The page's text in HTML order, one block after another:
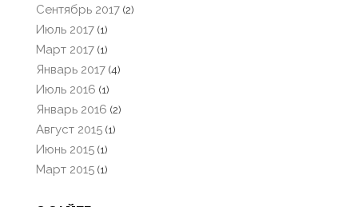
Сентябрь 2017 (2)
Июль 2017 (1)
Март 2017 (1)
Январь 2017 (4)
Июль 2016 (1)
Январь 2016 (2)
Август 2015 (1)
Июнь 2015 (1)
Март 2015 (1)